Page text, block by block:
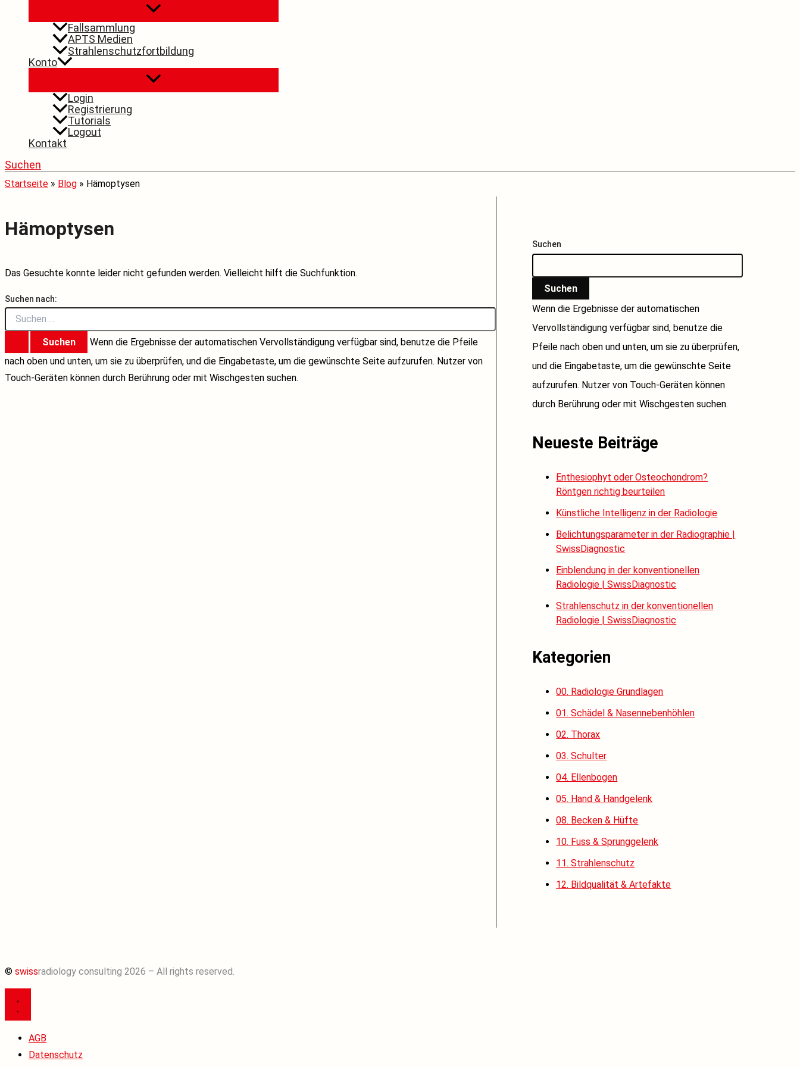
Fallsammlung
APTS Medien
Strahlenschutzfortbildung
Konto
Login
Registrierung
Tutorials
Logout
Kontakt
Suchen
Startseite » Blog » Hämoptysen
Hämoptysen
Das Gesuchte konnte leider nicht gefunden werden. Vielleicht hilft die Suchfunktion.
Suchen nach:
Wenn die Ergebnisse der automatischen Vervollständigung verfügbar sind, benutze die Pfeile
nach oben und unten, um sie zu überprüfen, und die Eingabetaste, um die gewünschte Seite aufzurufen. Nutzer von
Touch-Geräten können durch Berührung oder mit Wischgesten suchen.
Suchen
Suchen
Wenn die Ergebnisse der automatischen
Vervollständigung verfügbar sind, benutze die
Pfeile nach oben und unten, um sie zu überprüfen,
und die Eingabetaste, um die gewünschte Seite
aufzurufen. Nutzer von Touch-Geräten können
durch Berührung oder mit Wischgesten suchen.
Neueste Beiträge
Enthesiophyt oder Osteochondrom?
Röntgen richtig beurteilen
Künstliche Intelligenz in der Radiologie
Belichtungsparameter in der Radiographie |
SwissDiagnostic
Einblendung in der konventionellen
Radiologie | SwissDiagnostic
Strahlenschutz in der konventionellen
Radiologie | SwissDiagnostic
Kategorien
00. Radiologie Grundlagen
01. Schädel & Nasennebenhöhlen
02. Thorax
03. Schulter
04. Ellenbogen
05. Hand & Handgelenk
08. Becken & Hüfte
10. Fuss & Sprunggelenk
11. Strahlenschutz
12. Bildqualität & Artefakte
© swissradiology consulting 2026 – All rights reserved.
AGB
Datenschutz